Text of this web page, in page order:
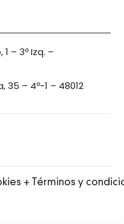
– 3º Izq. –
35 – 4º-1 – 48012
+ Términos y